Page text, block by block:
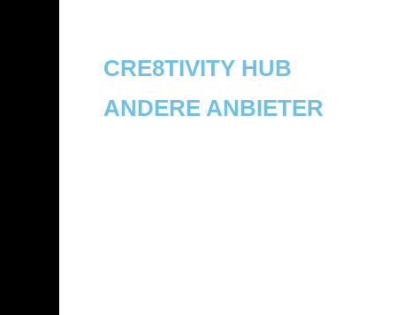
CRE8TIVITY HUB
ANDERE ANBIETER